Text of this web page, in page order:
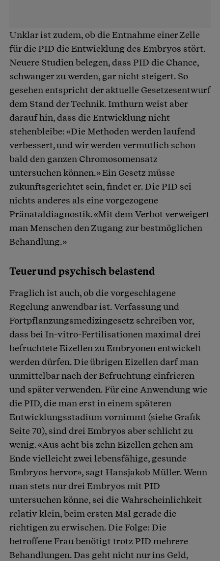
Unklar ist zudem, ob die Entnahme einer Zelle
für die PID die Entwicklung des Embryos stört.
Neuere Studien belegen, dass PID die Chance,
schwanger zu werden, gar nicht steigert. So
gesehen entspricht der aktuelle Gesetzesentwurf
dem Stand der Technik. Imthurn weist aber
darauf hin, dass die Entwicklung nicht
stehenbleibe: «Die Methoden werden laufend
verbessert, und wir werden vermutlich schon
bald den ganzen Chromosomensatz
untersuchen können.» Ein Gesetz müsse
zukunftsgerichtet sein, findet er. Die PID sei
nichts anderes als eine vorgezogene
Pränataldiagnostik. «Mit dem Verbot verweigert
man Menschen den Zugang zur bestmöglichen
Behandlung.»
Teuer und psychisch belastend
Fraglich ist auch, ob die vorgeschlagene
Regelung anwendbar ist. Verfassung und
Fortpflanzungsmedizingesetz schreiben vor,
dass bei In-vitro-Fertilisationen maximal drei
befruchtete Eizellen zu Embryonen entwickelt
werden dürfen. Die übrigen Eizellen darf man
unmittelbar nach der Befruchtung einfrieren
und später verwenden. Für eine Anwendung wie
die PID, die man erst in einem späteren
Entwicklungsstadium vornimmt (siehe Grafik
Seite 70), sind drei Embryos aber schlicht zu
wenig. «Aus acht bis zehn Eizellen gehen am
Ende vielleicht zwei lebensfähige, gesunde
Embryos hervor», sagt Hansjakob Müller. Wenn
man stets nur drei Embryos mit PID
untersuchen könne, sei die Wahrscheinlichkeit
relativ klein, beim ersten Mal gerade die
richtigen zu erwischen. Die Folge: Die
betroffene Frau benötigt trotz PID mehrere
Behandlungen. Das geht nicht nur ins Geld,